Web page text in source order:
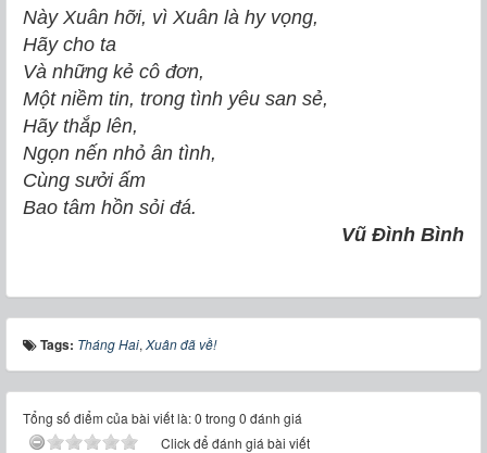
Này Xuân hỡi, vì Xuân là hy vọng,
Hãy cho ta
Và những kẻ cô đơn,
Một niềm tin, trong tình yêu san sẻ,
Hãy thắp lên,
Ngọn nến nhỏ ân tình,
Cùng sưởi ấm
Bao tâm hồn sỏi đá.
Vũ Đình Bình
Tags: Tháng Hai, Xuân đã về!
Tổng số điểm của bài viết là: 0 trong 0 đánh giá
Click để đánh giá bài viết